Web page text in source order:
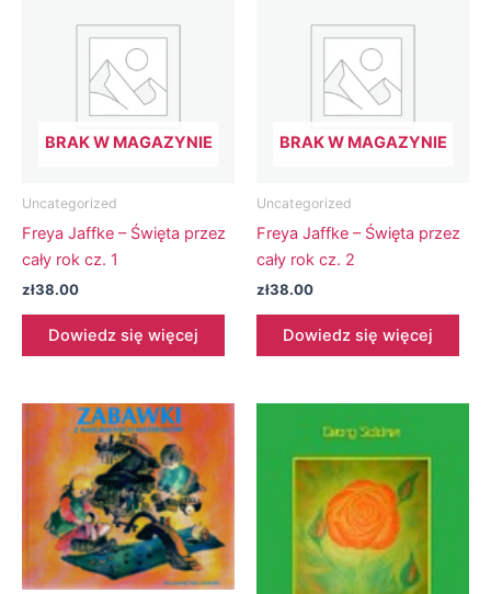
BRAK W MAGAZYNIE
Uncategorized
Freya Jaffke – Święta przez
cały rok cz. 1
zł38.00
Dowiedz się więcej
BRAK W MAGAZYNIE
Uncategorized
Freya Jaffke – Święta przez
cały rok cz. 2
zł38.00
Dowiedz się więcej